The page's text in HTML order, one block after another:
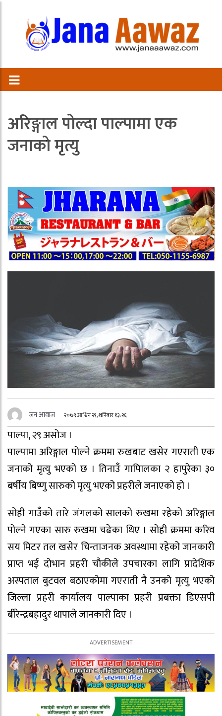
अरिङ्गाल पोल्दा पाल्पामा एक
जनाको मृत्यु
जन आवाज २०७९ आश्विन २९, शनिबार १३:२६
पाल्पा, २९ असोज ।
पाल्पामा अरिङ्गाल पोल्ने क्रममा रुखबाट खसेर गएराती एक
जनाको मृत्यु भएको छ । तिनाउँ गापिालका २ हापुरेका ३०
बर्षीय बिष्णु सारुको मृत्यु भएको प्रहरीले जनाएको हो ।
सोही गाउँको तारे जंगलको सालको रुखमा रहेको अरिङ्गाल
पोल्ने गएका सारु रुखमा चढेका थिए । सोही क्रममा करिव
सय मिटर तल खसेर चिन्ताजनक अवस्थामा रहेको जानकारी
प्राप्त भई दोभान प्रहरी चौकीले उपचारका लागि प्रादेशिक
अस्पताल बुटवल बठाएकोमा गएराती नै उनको मृत्यु भएको
जिल्ला प्रहरी कार्यालय पाल्पाका प्रहरी प्रबक्ता डिएसपी
बीरेन्द्रबहादुर थापाले जानकारी दिए ।